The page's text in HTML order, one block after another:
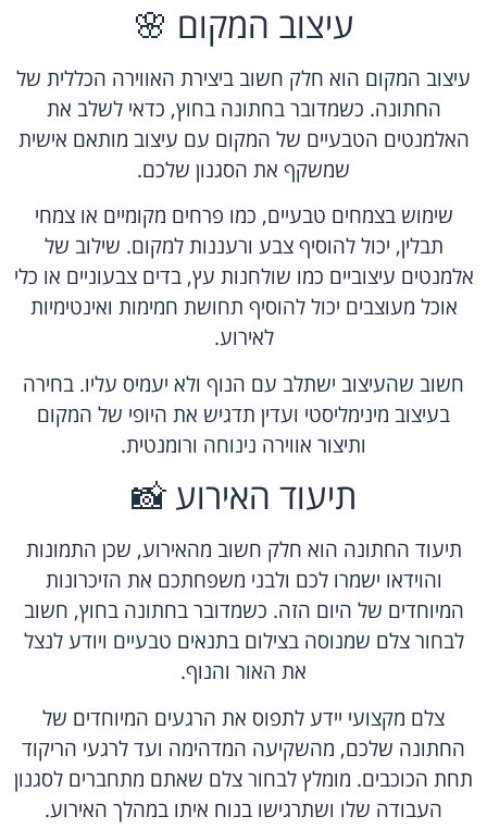
עיצוב המקום 🌸
עיצוב המקום הוא חלק חשוב ביצירת האווירה הכללית של
החתונה. כשמדובר בחתונה בחוץ, כדאי לשלב את
האלמנטים הטבעיים של המקום עם עיצוב מותאם אישית
שמשקף את הסגנון שלכם.
שימוש בצמחים טבעיים, כמו פרחים מקומיים או צמחי
תבלין, יכול להוסיף צבע ורעננות למקום. שילוב של
אלמנטים עיצוביים כמו שולחנות עץ, בדים צבעוניים או כלי
אוכל מעוצבים יכול להוסיף תחושת חמימות ואינטימיות
לאירוע.
חשוב שהעיצוב ישתלב עם הנוף ולא יעמיס עליו. בחירה
בעיצוב מינימליסטי ועדין תדגיש את היופי של המקום
ותיצור אווירה נינוחה ורומנטית.
תיעוד האירוע 📸
תיעוד החתונה הוא חלק חשוב מהאירוע, שכן התמונות
והוידאו ישמרו לכם ולבני משפחתכם את הזיכרונות
המיוחדים של היום הזה. כשמדובר בחתונה בחוץ, חשוב
לבחור צלם שמנוסה בצילום בתנאים טבעיים ויודע לנצל
את האור והנוף.
צלם מקצועי יידע לתפוס את הרגעים המיוחדים של
החתונה שלכם, מהשקיעה המדהימה ועד לרגעי הריקוד
תחת הכוכבים. מומלץ לבחור צלם שאתם מתחברים לסגנון
העבודה שלו ושתרגישו בנוח איתו במהלך האירוע.